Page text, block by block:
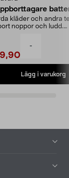
-
kläder och andra
noppor och ludd.
Lägg i varukorg